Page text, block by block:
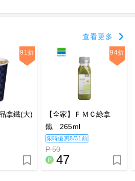
查看更多
91折
拿鐵(大)
94折
【全家】ＦＭＣ綠拿
鐵 265ml
限時優惠8/31前
P 50
47